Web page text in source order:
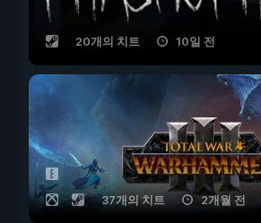
20개의 치트 10일 전
37개의 치트 2개월 전